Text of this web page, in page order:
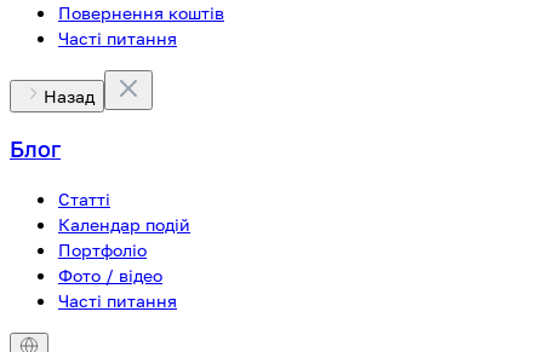
Повернення коштів
Часті питання
Назад
Блог
Статті
Календар подій
Портфоліо
Фото / відео
Часті питання